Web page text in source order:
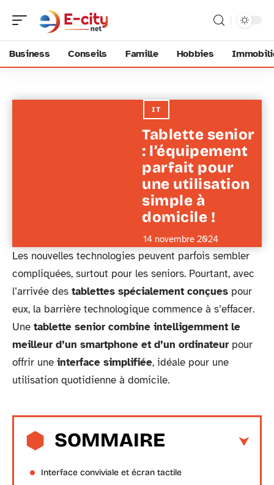
Business Conseils Famille Hobbies
IT
Tablette senior
: l’équipement
parfait pour
une utilisation
simple à
domicile !
14 novembre 2024
Les nouvelles technologies peuvent parfois sembler
compliquées, surtout pour les seniors. Pourtant, avec
l’arrivée des tablettes spécialement conçues pour
eux, la barrière technologique commence à s’effacer.
Une tablette senior combine intelligemment le
meilleur d’un smartphone et d’un ordinateur pour
offrir une interface simplifiée, idéale pour une
utilisation quotidienne à domicile.
SOMMAIRE
Interface conviviale et écran tactile